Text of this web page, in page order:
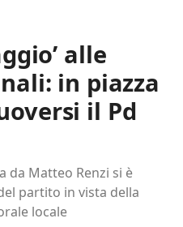
alle
in piazza
il Pd
da Matteo Renzi si è
partito in vista della
locale